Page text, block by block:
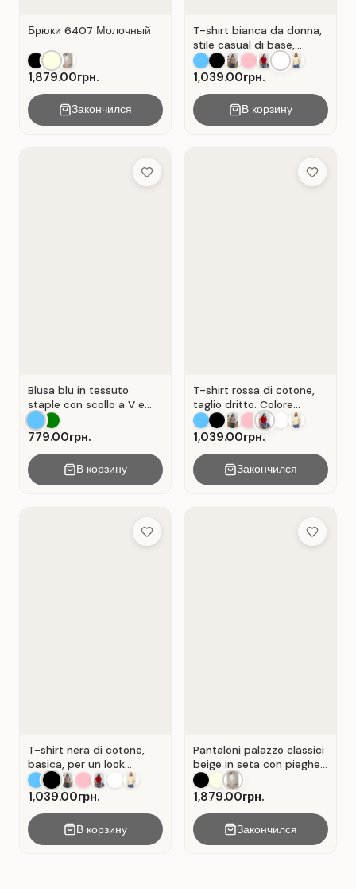
Брюки 6407 Молочный
1,879.00грн.
Закончился
T-shirt bianca da donna,
stile casual di base,
materiale Cot Bianco .
1,039.00грн.
В корзину
Add to Wish List
Blusa blu in tessuto
staple con scollo a V e
senza maniche . Blu.
779.00грн.
В корзину
Add to
T-shirt rossa di cotone,
taglio dritto. Colore
Rosso.
1,039.00грн.
Закончился
Add to Wish List
T-shirt nera di cotone,
basica, per un look
casual. Colore Nero.
1,039.00грн.
В корзину
Add to
Pantaloni palazzo classici
beige in seta con pieghe .
Beige.
1,879.00грн.
Закончился